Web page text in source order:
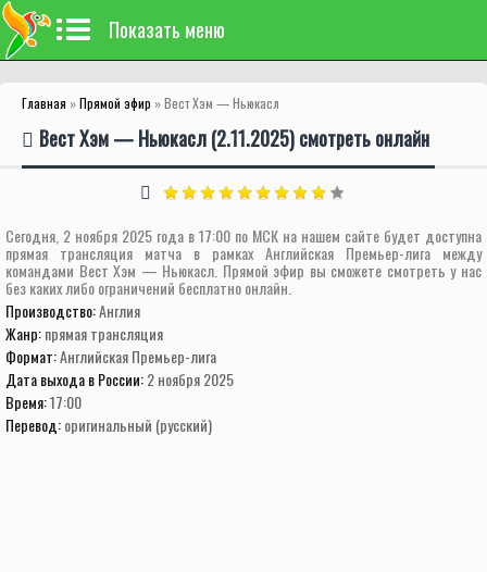
Показать меню
Главная »Прямой эфир » Вест Хэм — Ньюкасл
Вест Хэм — Ньюкасл (2.11.2025) смотреть онлайн
Сегодня, 2 ноября 2025 года в 17:00 по МСК на нашем сайте будет доступна
прямая трансляция матча в рамках Английская Премьер-лига между
командами Вест Хэм — Ньюкасл. Прямой эфир вы сможете смотреть у нас
без каких либо ограничений бесплатно онлайн.
Производство:Англия
Жанр:прямая трансляция
Формат:Английская Премьер-лига
Дата выхода в России:2 ноября 2025
Время:17:00
Перевод:оригинальный (русский)